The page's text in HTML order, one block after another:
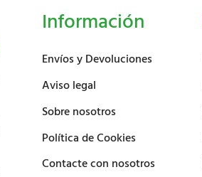
Información
Envíos y Devoluciones
Aviso legal
Sobre nosotros
Política de Cookies
Contacte con nosotros